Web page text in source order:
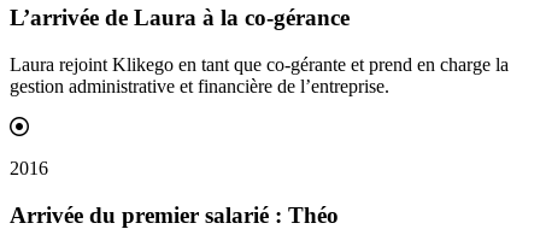
L’arrivée de Laura à la co-gérance
Laura rejoint Klikego en tant que co-gérante et prend en charge la
gestion administrative et financière de l’entreprise.
2016
Arrivée du premier salarié : Théo